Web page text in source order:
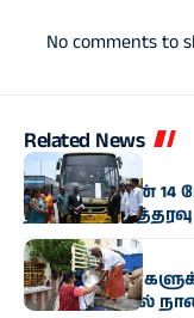
No comments to
Related News
தமிழகம்
தமிழக அரசின் 14
நீதிமன்றம் உத்தரவு
தமிழகம்
முதியோர்
சென்னையில்